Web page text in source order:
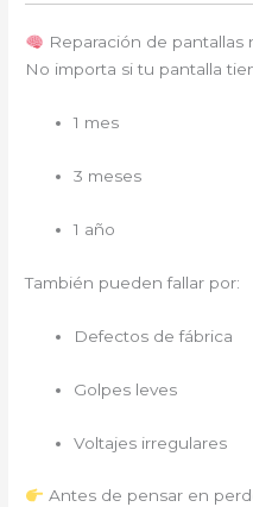
Reparación de pantallas
No importa si tu pantalla
1 mes
3 meses
1 año
También pueden fallar por:
Defectos de fábrica
Golpes leves
Voltajes irregulares
Antes de pensar en